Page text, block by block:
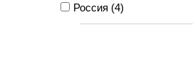
Россия (4)